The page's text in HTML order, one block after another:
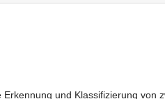
und Klassifizierung von